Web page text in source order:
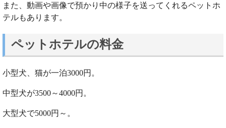
また、動画や画像で預かり中の様子を送ってくれるペットホ
テルもあります。
ペットホテルの料金
小型犬、猫が一泊3000円。
中型犬が3500～4000円。
大型犬で5000円～。